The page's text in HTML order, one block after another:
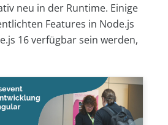
neu in der Runtime. Einige
Features in Node.js
16 verfügbar sein werden,